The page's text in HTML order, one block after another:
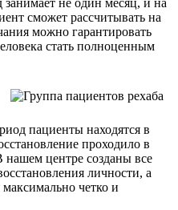
не один месяц, и на
сможет рассчитывать на
можно гарантировать
стать полноценным
пациенты находятся в
проходило в
нашем центре созданы все
личности, а
четко и